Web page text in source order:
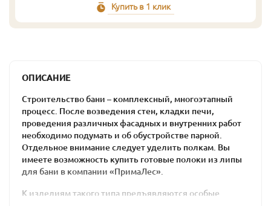
Купить в 1 клик
ОПИСАНИЕ
Строительство бани – комплексный, многоэтапный
процесс. После возведения стен, кладки печи,
проведения различных фасадных и внутренних работ
необходимо подумать и об обустройстве парной.
Отдельное внимание следует уделить полкам. Вы
имеете возможность купить готовые полоки из липы
для бани в компании «ПримаЛес».
К изделиям такого типа предъявляются особые